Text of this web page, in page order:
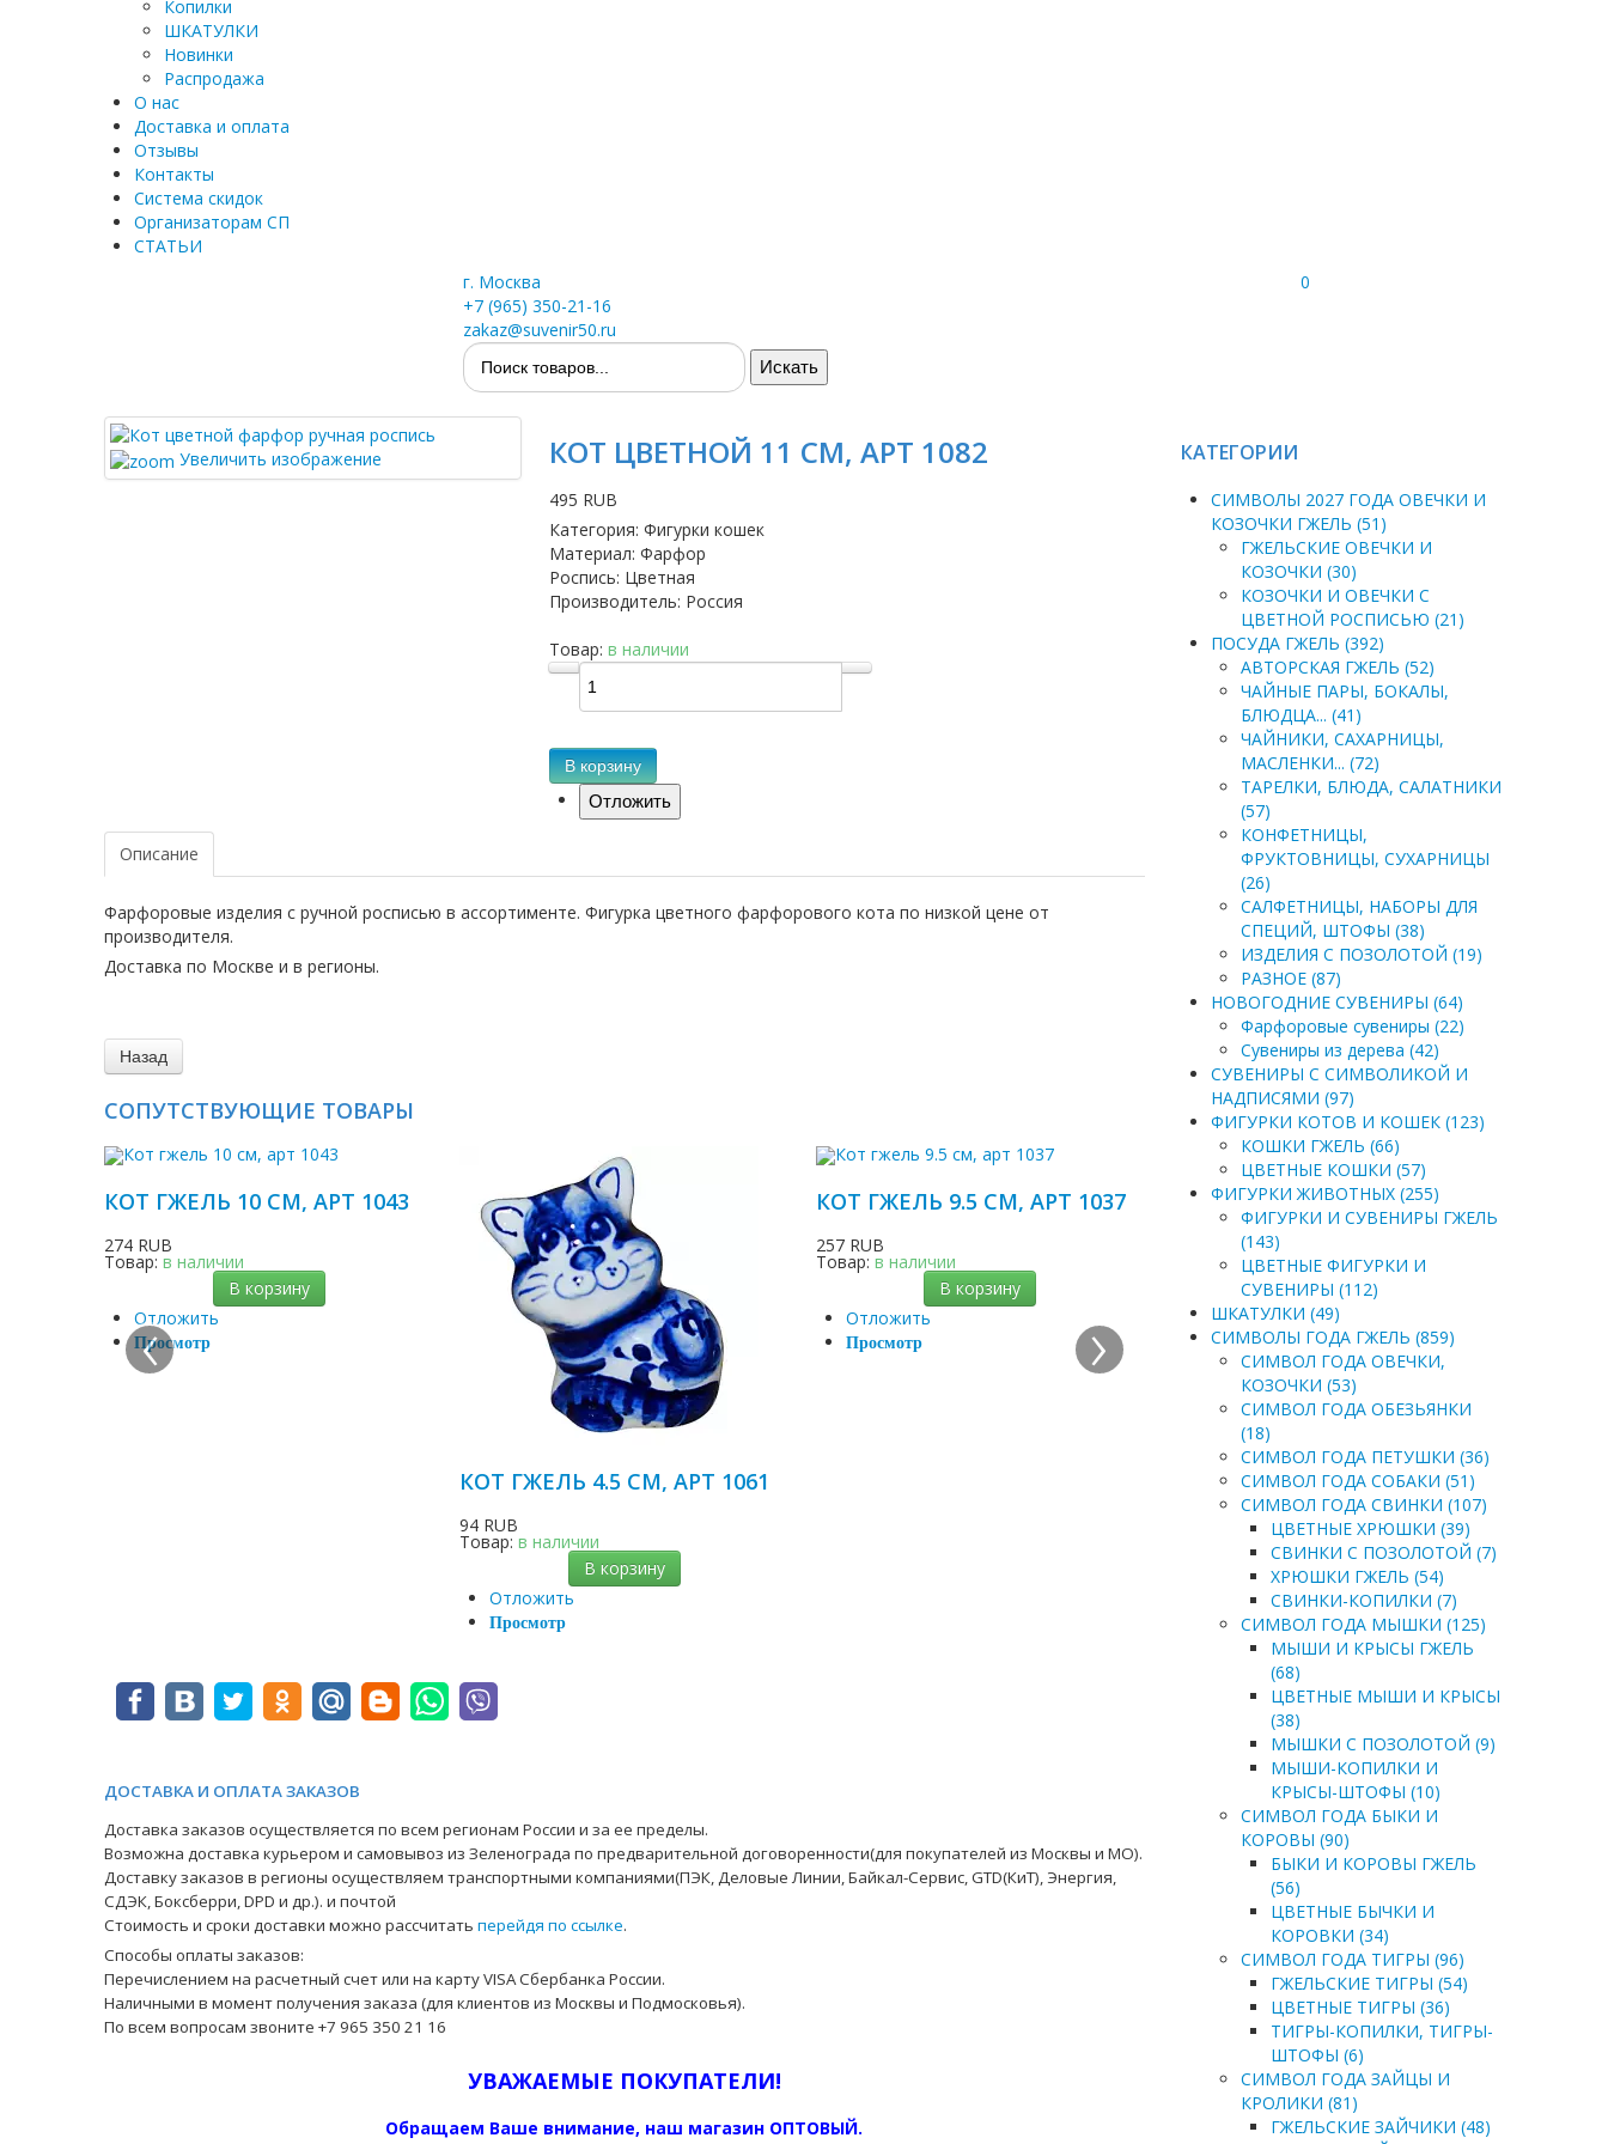
Копилки
ШКАТУЛКИ
Новинки
Распродажа
О нас
Доставка и оплата
Отзывы
Контакты
Система скидок
Организаторам СП
СТАТЬИ
г. Москва
+7 (965) 350-21-16
zakaz@suvenir50.ru
0
Увеличить изображение КОТ ЦВЕТНОЙ 11 СМ, АРТ 1082
495 RUB
Категория: Фигурки кошек
Материал: Фарфор
Роспись: Цветная
Производитель: Россия
Товар: в наличии
В корзину
Описание
Фарфоровые изделия с ручной росписью в ассортименте. Фигурка цветного фарфорового кота по низкой цене от
производителя.
Доставка по Москве и в регионы.
СОПУТСТВУЮЩИЕ ТОВАРЫ
КОТ ГЖЕЛЬ 10 СМ, АРТ 1043
274 RUB
Товар: в наличии
В корзину
Отложить
Просмотр
КОТ ГЖЕЛЬ 4.5 СМ, АРТ 1061
94 RUB
Товар:в наличии
В корзину
Отложить
Просмотр
КОТ ГЖЕЛЬ 9.5 СМ, АРТ 1037
257 RUB
Товар: в наличии
В корзину
Отложить
Просмотр
‹ ›
ДОСТАВКА И ОПЛАТА ЗАКАЗОВ
Доставка заказов осуществляется по всем регионам России и за ее пределы.
Возможна доставка курьером и самовывоз из Зеленограда по предварительной договоренности(для покупателей из Москвы и МО).
Доставку заказов в регионы осуществляем транспортными компаниями(ПЭК, Деловые Линии, Байкал-Сервис, GTD(КиТ), Энергия,
СДЭК, Боксберри, DPD и др.). и почтой
Стоимость и сроки доставки можно рассчитать перейдя по ссылке.
Способы оплаты заказов:
Перечислением на расчетный счет или на карту VISA Сбербанка России.
Наличными в момент получения заказа (для клиентов из Москвы и Подмосковья).
По всем вопросам звоните +7 965 350 21 16
УВАЖАЕМЫЕ ПОКУПАТЕЛИ!
Обращаем Ваше внимание, наш магазин ОПТОВЫЙ.
КАТЕГОРИИ
СИМВОЛЫ 2027 ГОДА ОВЕЧКИ И
КОЗОЧКИ ГЖЕЛЬ (51)
ГЖЕЛЬСКИЕ ОВЕЧКИ И
КОЗОЧКИ (30)
КОЗОЧКИ И ОВЕЧКИ С
ЦВЕТНОЙ РОСПИСЬЮ (21)
ПОСУДА ГЖЕЛЬ (392)
АВТОРСКАЯ ГЖЕЛЬ (52)
ЧАЙНЫЕ ПАРЫ, БОКАЛЫ,
БЛЮДЦА... (41)
ЧАЙНИКИ, САХАРНИЦЫ,
МАСЛЕНКИ... (72)
ТАРЕЛКИ, БЛЮДА, САЛАТНИКИ
(57)
КОНФЕТНИЦЫ,
ФРУКТОВНИЦЫ, СУХАРНИЦЫ
(26)
САЛФЕТНИЦЫ, НАБОРЫ ДЛЯ
СПЕЦИЙ, ШТОФЫ (38)
ИЗДЕЛИЯ С ПОЗОЛОТОЙ (19)
РАЗНОЕ (87)
НОВОГОДНИЕ СУВЕНИРЫ (64)
Фарфоровые сувениры (22)
Сувениры из дерева (42)
СУВЕНИРЫ С СИМВОЛИКОЙ И
НАДПИСЯМИ (97)
ФИГУРКИ КОТОВ И КОШЕК (123)
КОШКИ ГЖЕЛЬ (66)
ЦВЕТНЫЕ КОШКИ (57)
ФИГУРКИ ЖИВОТНЫХ (255)
ФИГУРКИ И СУВЕНИРЫ ГЖЕЛЬ
(143)
ЦВЕТНЫЕ ФИГУРКИ И
СУВЕНИРЫ (112)
ШКАТУЛКИ (49)
СИМВОЛЫ ГОДА ГЖЕЛЬ (859)
СИМВОЛ ГОДА ОВЕЧКИ,
КОЗОЧКИ (53)
СИМВОЛ ГОДА ОБЕЗЬЯНКИ
(18)
СИМВОЛ ГОДА ПЕТУШКИ (36)
СИМВОЛ ГОДА СОБАКИ (51)
СИМВОЛ ГОДА СВИНКИ (107)
ЦВЕТНЫЕ ХРЮШКИ (39)
СВИНКИ С ПОЗОЛОТОЙ (7)
ХРЮШКИ ГЖЕЛЬ (54)
СВИНКИ-КОПИЛКИ (7)
СИМВОЛ ГОДА МЫШКИ (125)
МЫШИ И КРЫСЫ ГЖЕЛЬ
(68)
ЦВЕТНЫЕ МЫШИ И КРЫСЫ
(38)
МЫШКИ С ПОЗОЛОТОЙ (9)
МЫШИ-КОПИЛКИ И
КРЫСЫ-ШТОФЫ (10)
СИМВОЛ ГОДА БЫКИ И
КОРОВЫ (90)
БЫКИ И КОРОВЫ ГЖЕЛЬ
(56)
ЦВЕТНЫЕ БЫЧКИ И
КОРОВКИ (34)
СИМВОЛ ГОДА ТИГРЫ (96)
ГЖЕЛЬСКИЕ ТИГРЫ (54)
ЦВЕТНЫЕ ТИГРЫ (36)
ТИГРЫ-КОПИЛКИ, ТИГРЫ-
ШТОФЫ (6)
СИМВОЛ ГОДА ЗАЙЦЫ И
КРОЛИКИ (81)
ГЖЕЛЬСКИЕ ЗАЙЧИКИ (48)